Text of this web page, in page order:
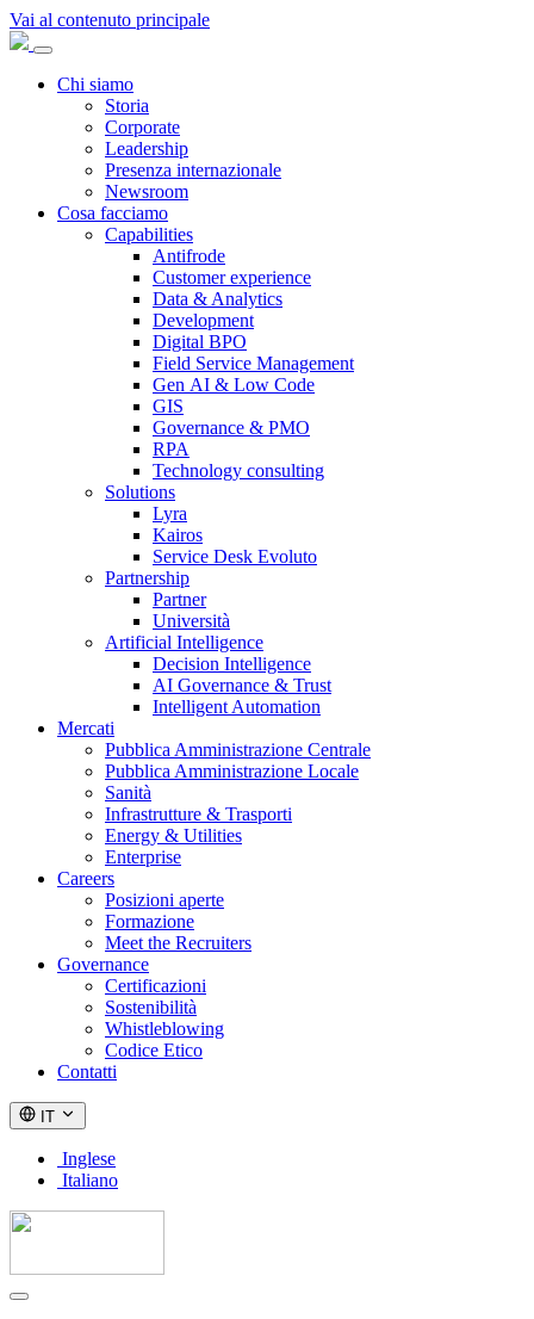
Vai al contenuto principale
Chi siamo
Storia
Corporate
Leadership
Presenza internazionale
Newsroom
Cosa facciamo
Capabilities
Antifrode
Customer experience
Data & Analytics
Development
Digital BPO
Field Service Management
Gen AI & Low Code
GIS
Governance & PMO
RPA
Technology consulting
Solutions
Lyra
Kairos
Service Desk Evoluto
Partnership
Partner
Università
Artificial Intelligence
Decision Intelligence
AI Governance & Trust
Intelligent Automation
Mercati
Pubblica Amministrazione Centrale
Pubblica Amministrazione Locale
Sanità
Infrastrutture & Trasporti
Energy & Utilities
Enterprise
Careers
Posizioni aperte
Formazione
Meet the Recruiters
Governance
Certificazioni
Sostenibilità
Whistleblowing
Codice Etico
Contatti
IT
Inglese
Italiano